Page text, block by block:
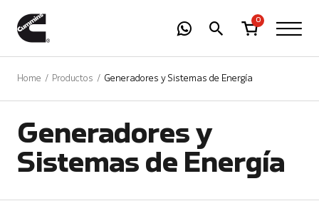
0
Home Productos Generadores y Sistemas de Energía
Generadores y
Sistemas de Energía